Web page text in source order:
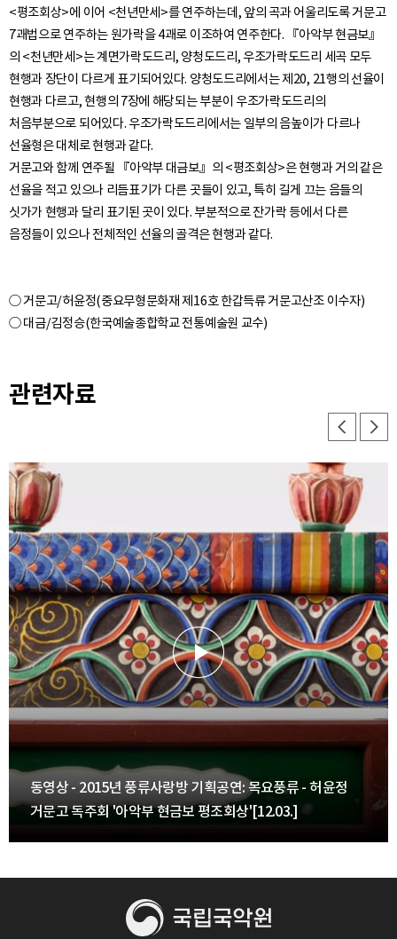
<평조회상>에 이어 <천년만세>를 연주하는데, 앞의 곡과 어울리도록 거문고
7괘법으로 연주하는 원가락을 4괘로 이조하여 연주한다. 『아악부 현금보』
의 <천년만세>는 계면가락도드리, 양청도드리, 우조가락도드리 세곡 모두
현행과 장단이 다르게 표기되어있다. 양청도드리에서는 제20, 21행의 선율이
현행과 다르고, 현행의 7장에 해당되는 부분이 우조가락도드리의
처음부분으로 되어있다. 우조가락도드리에서는 일부의 음높이가 다르나
선율형은 대체로 현행과 같다.
거문고와 함께 연주될 『아악부 대금보』의 <평조회상>은 현행과 거의 같은
선율을 적고 있으나 리듬표기가 다른 곳들이 있고, 특히 길게 끄는 음들의
싯가가 현행과 달리 표기된 곳이 있다. 부분적으로 잔가락 등에서 다른
○ 거문고/허윤정(중요무형문화재 제16호 한갑득류 거문고산조 이수자)
관련자료
동영상 - 2015년 풍류사랑방 기획공연: 목요풍류 - 허윤정
거문고 독주회 '아악부 현금보 평조회상'[12.03.]